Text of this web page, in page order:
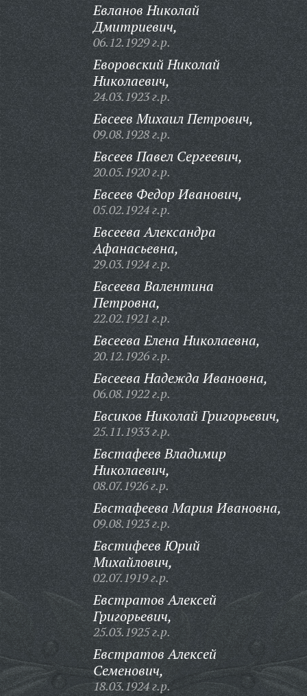
Евланов Николай
Дмитриевич,
06.12.1929 г.р.
Еворовский Николай
Николаевич,
24.03.1923 г.р.
Евсеев Михаил Петрович,
09.08.1928 г.р.
Евсеев Павел Сергеевич,
20.05.1920 г.р.
Евсеев Федор Иванович,
05.02.1924 г.р.
Евсеева Александра
Афанасьевна,
29.03.1924 г.р.
Евсеева Валентина
Петровна,
22.02.1921 г.р.
Евсеева Елена Николаевна,
20.12.1926 г.р.
Евсеева Надежда Ивановна,
06.08.1922 г.р.
Евсиков Николай Григорьевич,
25.11.1933 г.р.
Евстафеев Владимир
Николаевич,
08.07.1926 г.р.
Евстафеева Мария Ивановна,
09.08.1923 г.р.
Евстифеев Юрий
Михайлович,
02.07.1919 г.р.
Евстратов Алексей
Григорьевич,
25.03.1925 г.р.
Евстратов Алексей
Семенович,
18.03.1924 г.р.